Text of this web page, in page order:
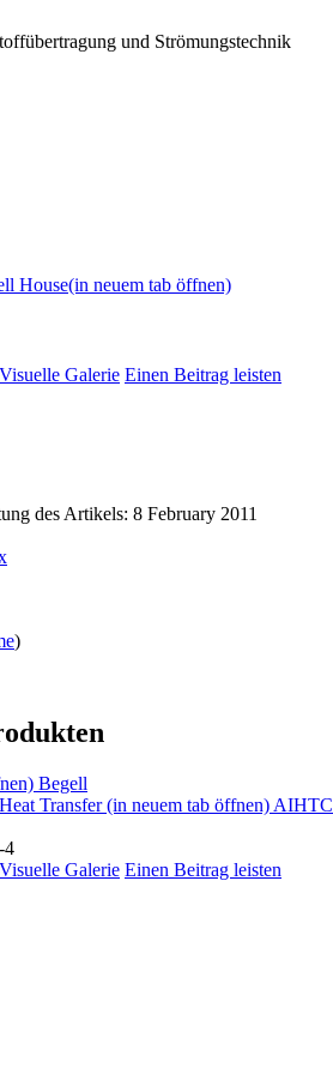
und Strömungstechnik
House(in neuem tab öffnen)
Visuelle Galerie Einen Beitrag leisten
des Artikels: 8 February 2011
)
Begell
Transfer (in neuem tab öffnen) AIHTC
4
Visuelle Galerie Einen Beitrag leisten